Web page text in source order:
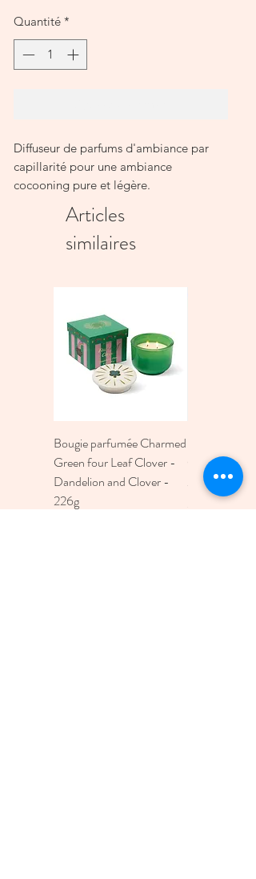
Quantité *
Diffuseur de parfums d'ambiance par
capillarité pour une ambiance
cocooning pure et légère.
Tiges et parfums rechargeables
Tiges végétales 500 ml : 30 cm
Articles
similaires
Bougie parfumée Charmed
Green four Leaf Clover -
Dandelion and Clover -
226g
Oz./118Ml
Moon
30,00 €